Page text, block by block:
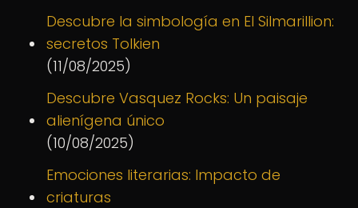
Descubre la simbología en El Silmarillion:
secretos Tolkien
(11/08/2025)
Descubre Vasquez Rocks: Un paisaje
alienígena único
(10/08/2025)
Emociones literarias: Impacto de
criaturas